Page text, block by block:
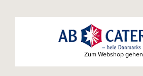
Zum Webshop gehen